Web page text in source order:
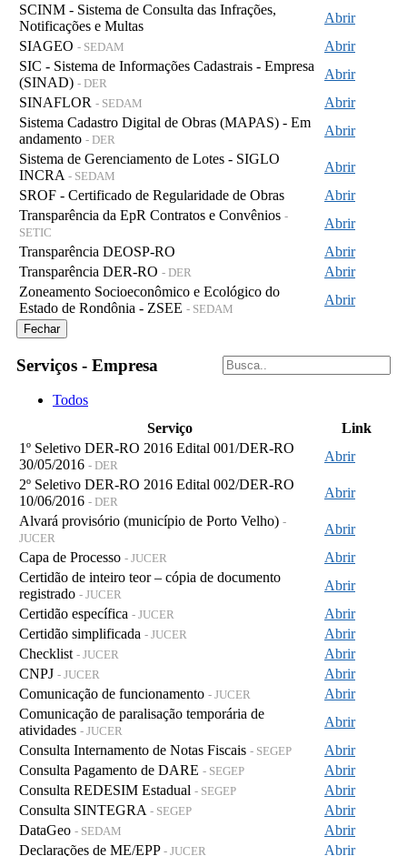
SCINM - Sistema de Consulta das Infrações,
Notificações e Multas
Abrir
SIAGEO - SEDAM
Abrir
SIC - Sistema de Informações Cadastrais - Empresa
(SINAD) - DER
Abrir
SINAFLOR - SEDAM
Abrir
Sistema Cadastro Digital de Obras (MAPAS) - Em
andamento - DER
Abrir
Sistema de Gerenciamento de Lotes - SIGLO
INCRA - SEDAM
Abrir
SROF - Certificado de Regularidade de Obras
Abrir
Transparência da EpR Contratos e Convênios -
SETIC
Abrir
Transparência DEOSP-RO
Abrir
Transparência DER-RO - DER
Abrir
Zoneamento Socioeconômico e Ecológico do
Estado de Rondônia - ZSEE - SEDAM
Abrir
Fechar
Serviços - Empresa
Todos
Serviço
Link
1º Seletivo DER-RO 2016 Edital 001/DER-RO
30/05/2016 - DER
Abrir
2º Seletivo DER-RO 2016 Edital 002/DER-RO
10/06/2016 - DER
Abrir
Alvará provisório (município de Porto Velho) -
JUCER
Abrir
Capa de Processo - JUCER
Abrir
Certidão de inteiro teor – cópia de documento
registrado - JUCER
Abrir
Certidão específica - JUCER
Abrir
Certidão simplificada - JUCER
Abrir
Checklist - JUCER
Abrir
CNPJ - JUCER
Abrir
Comunicação de funcionamento - JUCER
Abrir
Comunicação de paralisação temporária de
atividades - JUCER
Abrir
Consulta Internamento de Notas Fiscais - SEGEP
Abrir
Consulta Pagamento de DARE - SEGEP
Abrir
Consulta REDESIM Estadual - SEGEP
Abrir
Consulta SINTEGRA - SEGEP
Abrir
DataGeo - SEDAM
Abrir
Declarações de ME/EPP - JUCER Abrir